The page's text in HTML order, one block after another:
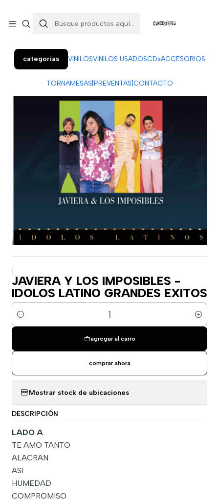
categorías VINILOSVINILOS USADOSCDsACCESORIOS
TORNAMESAS[PREVENTAS]CONTACTO
JAVIERA Y LOS IMPOSIBLES -
IDOLOS LATINO GRANDES EXITOS
Cantidad
agregar al carro
comprar ahora
Mostrar stock de ubicaciones
DESCRIPCIÓN
LADO A
TE AMO TANTO
ALACRAN
ASI
HUMEDAD
COMPROMISO